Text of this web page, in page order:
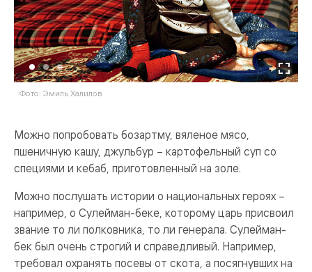
Фото: Эмиль Халилов
Можно попробовать бозартму, вяленое мясо,
пшеничную кашу, джульбур – картофельный суп со
специями и кебаб, приготовленный на золе.
Можно послушать истории о национальных героях –
например, о Сулейман-беке, которому царь присвоил
звание то ли полковника, то ли генерала. Сулейман-
бек был очень строгий и справедливый. Например,
требовал охранять посевы от скота, а посягнувших на